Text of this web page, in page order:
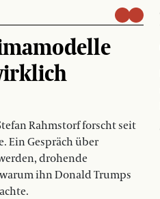
Rahmstorf forscht seit
Ein Gespräch über
drohende
ihn Donald Trumps